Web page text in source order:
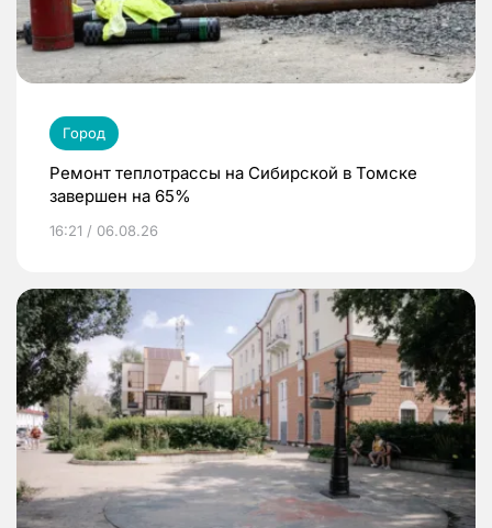
Город
Ремонт теплотрассы на Сибирской в Томске
завершен на 65%
16:21 / 06.08.26